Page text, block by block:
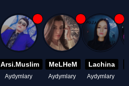
Arsi.Muslim
Aydymlary
MeLHeM
Aydymlary
Lachina
Aydymlary